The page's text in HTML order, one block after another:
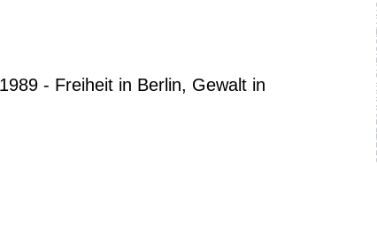
- Freiheit in Berlin, Gewalt in